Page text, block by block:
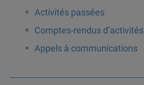
Activités passées
Comptes-rendus d’activités
Appels à communications